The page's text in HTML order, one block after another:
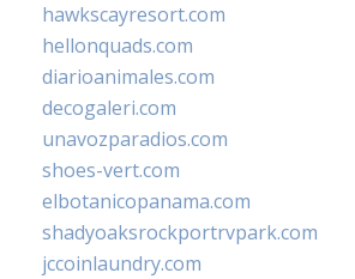
hawkscayresort.com
hellonquads.com
diarioanimales.com
decogaleri.com
unavozparadios.com
shoes-vert.com
elbotanicopanama.com
shadyoaksrockportrvpark.com
jccoinlaundry.com